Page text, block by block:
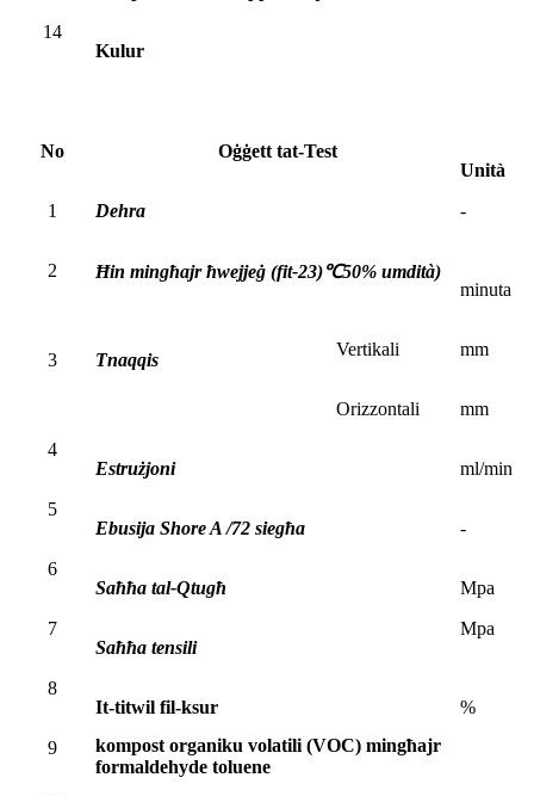
14
Kulur
No
Oġġett tat-Test
Unità
1
Dehra -
2 Ħin mingħajr ħwejjeġ (fit-23)℃50% umdità)
minuta
3 Tnaqqis
Vertikali mm
Orizzontali
mm
4
Estrużjoni
ml/min
5
Ebusija Shore A /72 siegħa
-
6
Saħħa tal-Qtugħ
Mpa
7
Saħħa tensili
Mpa
8
It-titwil fil-ksur
%
9
kompost organiku volatili (VOC) mingħajr
formaldehyde toluene